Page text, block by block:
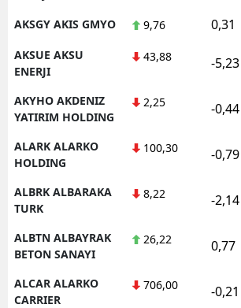
AKSGY AKIS GMYO
9,76 0,31
AKSUE AKSU
ENERJI
43,88 -5,23
AKYHO AKDENIZ
YATIRIM HOLDING
2,25 -0,44
ALARK ALARKO
HOLDING
100,30 -0,79
ALBRK ALBARAKA
TURK
8,22 -2,14
ALBTN ALBAYRAK
BETON SANAYI
26,22 0,77
ALCAR ALARKO
CARRIER
706,00 -0,21